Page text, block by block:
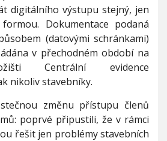
digitálního výstupu stejný, jen
Dokumentace podaná
(datovými schránkami)
v přechodném období na
Centrální evidence
nikoliv stavebníky.
změnu přístupu členů
poprvé připustili, že v rámci
řešit jen problémy stavebních